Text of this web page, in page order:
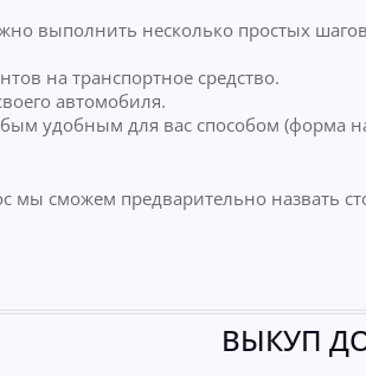
выполнить несколько простых
на транспортное средство.
автомобиля.
удобным для вас способом (форма
мы сможем предварительно назвать
ВЫКУП